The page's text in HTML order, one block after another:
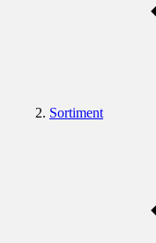
Sortiment